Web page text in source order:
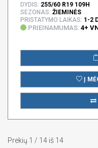
DYDIS: 255/60 R19 109H
SEZONAS: ŽIEMINĖS
PRISTATYMO LAIKAS: 1-2
PRIEINAMUMAS: 4+
Į
Prekių 1 / 14 iš 14